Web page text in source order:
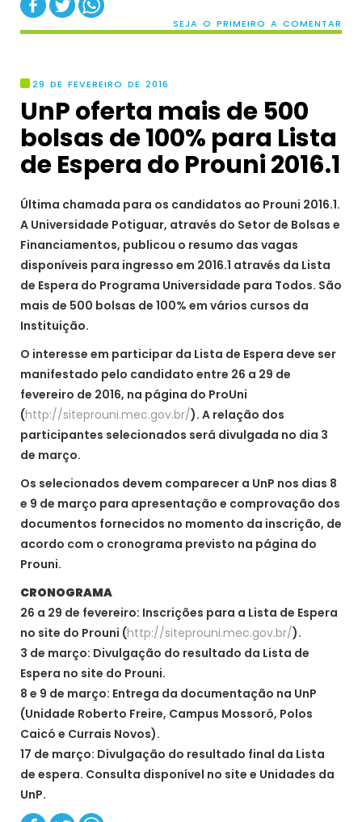
SEJA O PRIMEIRO A COMENTAR
29 DE FEVEREIRO DE 2016
UnP oferta mais de 500
bolsas de 100% para Lista
Última chamada para os candidatos ao Prouni 2016.1.
A Universidade Potiguar, através do Setor de Bolsas e
Financiamentos, publicou o resumo das vagas
disponíveis para ingresso em 2016.1 através da Lista
de Espera do Programa Universidade para Todos. São
mais de 500 bolsas de 100% em vários cursos da
Instituição.
O interesse em participar da Lista de Espera deve ser
manifestado pelo candidato entre 26 a 29 de
fevereiro de 2016, na página do ProUni
(http://siteprouni.mec.gov.br/). A relação dos
participantes selecionados será divulgada no dia 3
de março.
Os selecionados devem comparecer a UnP nos dias 8
e 9 de março para apresentação e comprovação dos
documentos fornecidos no momento da inscrição, de
acordo com o cronograma previsto na página do
Prouni.
CRONOGRAMA
26 a 29 de fevereiro: Inscrições para a Lista de Espera
no site do Prouni (http://siteprouni.mec.gov.br/).
3 de março: Divulgação do resultado da Lista de
Espera no site do Prouni.
8 e 9 de março: Entrega da documentação na UnP
(Unidade Roberto Freire, Campus Mossoró, Polos
Caicó e Currais Novos).
17 de março: Divulgação do resultado final da Lista
de espera. Consulta disponível no site e Unidades da
UnP.